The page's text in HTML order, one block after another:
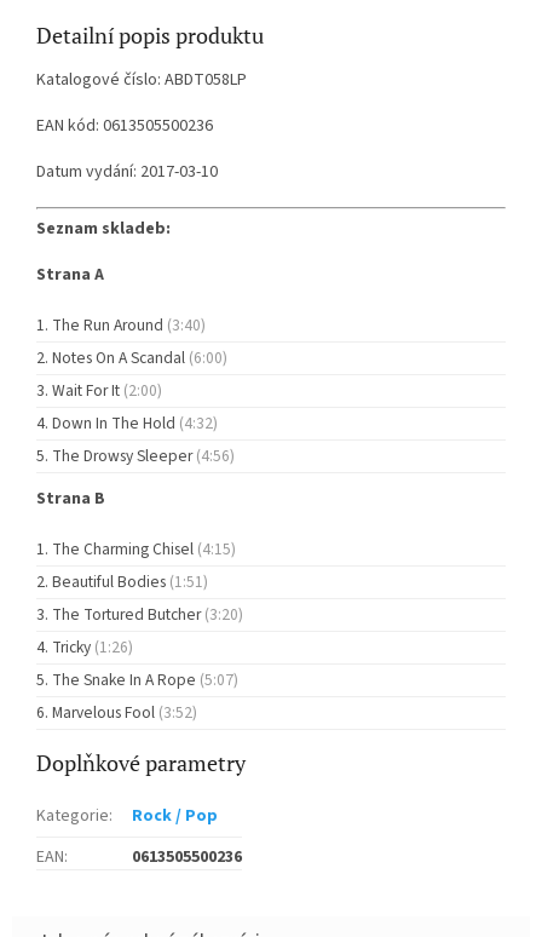
Detailní popis produktu
Katalogové číslo: ABDT058LP
EAN kód: 0613505500236
Datum vydání: 2017-03-10
Seznam skladeb:
Strana A
The Run Around (3:40)
Notes On A Scandal (6:00)
Wait For It (2:00)
Down In The Hold (4:32)
The Drowsy Sleeper(4:56)
Strana B
The Charming Chisel (4:15)
Beautiful Bodies (1:51)
The Tortured Butcher(3:20)
Tricky (1:26)
The Snake In A Rope (5:07)
Marvelous Fool (3:52)
Doplňkové parametry
Kategorie:
Rock / Pop
EAN: 0613505500236